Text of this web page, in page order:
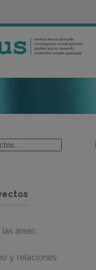
áreas
y relaciones